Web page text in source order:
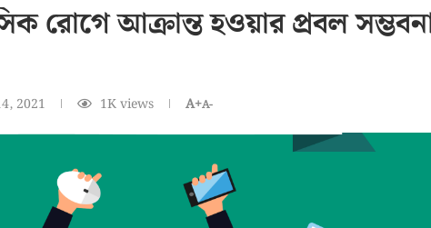
রোগে আক্রান্ত হওয়ার প্রবল
2021 1Kviews A+A-